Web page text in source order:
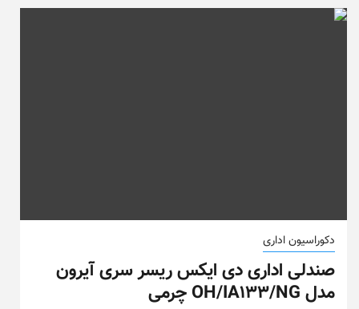
دکوراسیون اداری
صندلی اداری دی ایکس ریسر سری آیرون
مدل OH/IA133/NG چرمی